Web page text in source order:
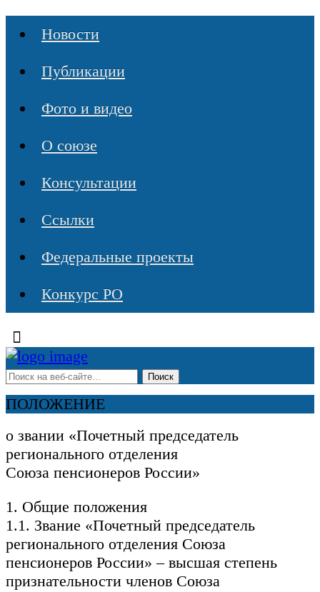
Новости
Публикации
Фото и видео
О союзе
Консультации
Ссылки
Федеральные проекты
Конкурс РО
ПОЛОЖЕНИЕ
о звании «Почетный председатель
регионального отделения
Союза пенсионеров России»
1. Общие положения
1.1. Звание «Почетный председатель
регионального отделения Союза
пенсионеров России» – высшая степень
признательности членов Союза